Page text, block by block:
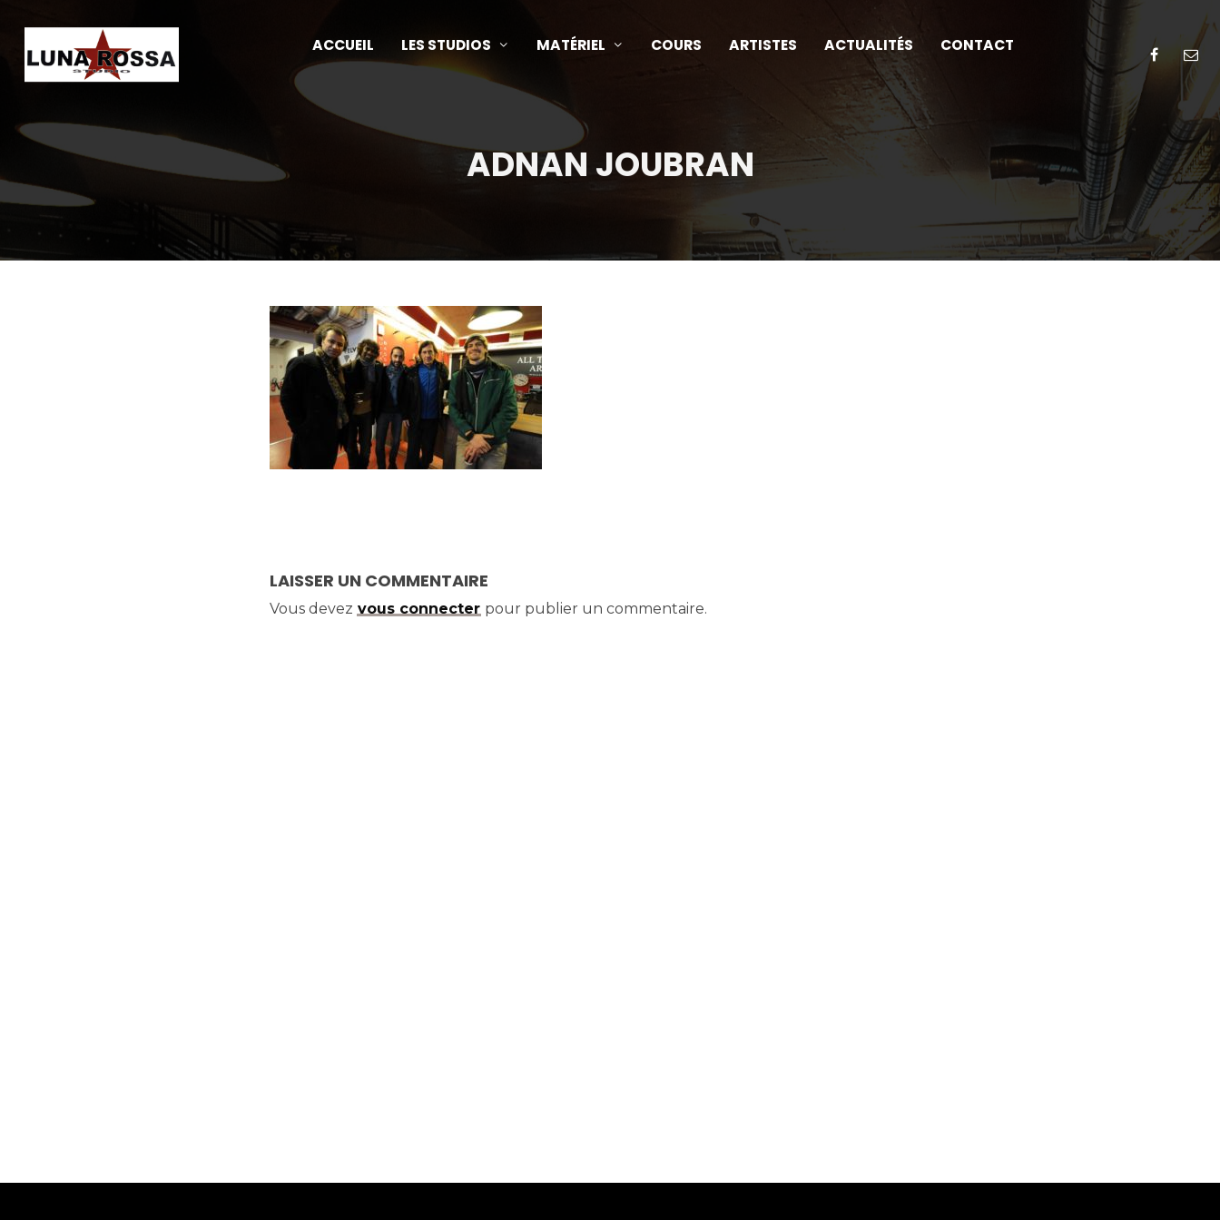
ACCUEIL LES STUDIOS MATÉRIEL COURS ARTISTES ACTUALITÉS CONTACT
ADNAN JOUBRAN
LAISSER UN COMMENTAIRE
Vous devez vous connecter pour publier un commentaire.